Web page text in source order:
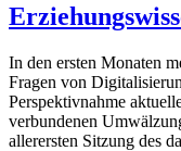
In den ersten Monaten
Fragen von
Perspektivnahme
verbundenen
allerersten Sitzung des